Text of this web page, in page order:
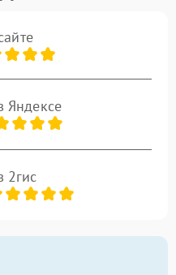
Яндексе
2гис